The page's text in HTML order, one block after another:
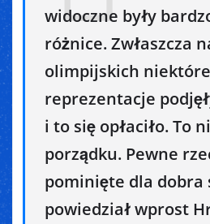
widoczne były
różnice. Zwłaszcza
olimpijskich niektóre
reprezentacje
i to się opłaciło. To
porządku. Pewne
pominięte dla dobra
powiedział wprost